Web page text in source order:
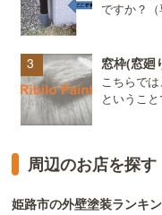
ですか？
窓枠(窓廻
こちらで
というこ
周辺のお店を探す
姫路市の外壁塗装ランキ